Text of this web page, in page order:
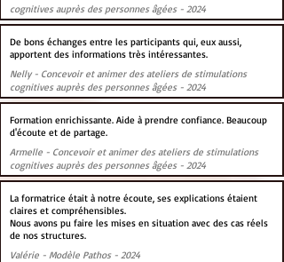
cognitives auprès des personnes âgées - 2024
De bons échanges entre les participants qui, eux aussi,
apportent des informations très intéressantes.
Nelly - Concevoir et animer des ateliers de stimulations
cognitives auprès des personnes âgées - 2024
Formation enrichissante. Aide à prendre confiance. Beaucoup
d'écoute et de partage.
Armelle - Concevoir et animer des ateliers de stimulations
cognitives auprès des personnes âgées - 2024
La formatrice était à notre écoute, ses explications étaient
claires et compréhensibles.
Nous avons pu faire les mises en situation avec des cas réels
de nos structures.
Valérie - Modèle Pathos - 2024